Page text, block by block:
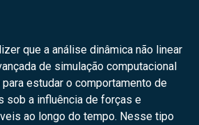
que a análise dinâmica não linear
de simulação computacional
para estudar o comportamento de
sob a influência de forças e
ao longo do tempo. Nesse tipo